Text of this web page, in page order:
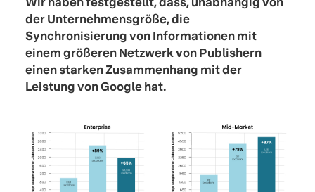
der Unternehmensgröße, die
Synchronisierung von Informationen mit
einem größeren Netzwerk von Publishern
einen starken Zusammenhang mit der
Leistung von Google hat.